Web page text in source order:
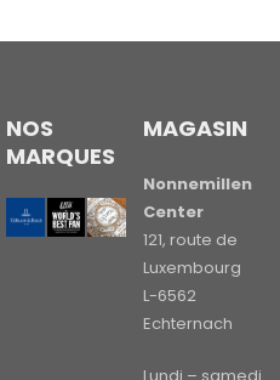
NOS
MARQUES
MAGASIN
Nonnemillen
Center
121, route de
Luxembourg
L-6562
Echternach